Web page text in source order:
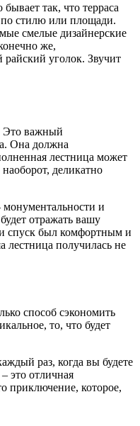
так, что терраса
по стилю или площади.
смелые дизайнерские
же,
уголок. Звучит
Это важный
Она должна
лестница может
деликатно
монументальности и
отражать вашу
спуск был комфортным и
лестница получилась не
способ сэкономить
то, что будет
раз, когда вы будете
это отличная
приключение, которое,